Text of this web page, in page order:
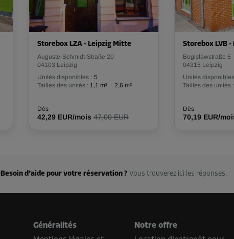
Storebox LZA - Leipzig Mitte
Auguste-Schmidt-Straße 20
04103 Leipzig
Unités disponibles : 5
Tailles des unités : 1,1 m² - 2,6 m²
Dès
42,29 EUR/mois 47,00 EUR
Storebox LVB -
Bogislawstraße 5
04315 Leipzig
Unités
Tailles des unités :
Dès
70,19 EUR/
Besoin d’aide pour votre réservation ? Vous trouverez ici les réponses.
Généralités
Notre offre